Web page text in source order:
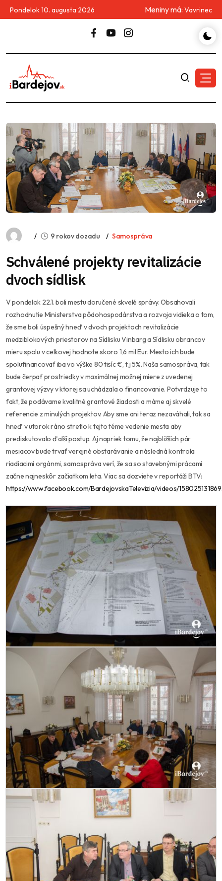
Pondelok 10. augusta 2026 Meniny má: Vavrinec
9 rokov dozadu Samospráva
Schválené projekty revitalizácie
dvoch sídlisk
V pondelok 22.1. boli mestu doručené skvelé správy. Obsahovali
rozhodnutie Ministerstva pôdohospodárstva a rozvoja vidieka o tom,
že sme boli úspešný hneď v dvoch projektoch revitalizácie
medziblokových priestorov na Sídlisku Vinbarg a Sídlisku obrancov
mieru spolu v celkovej hodnote skoro 1,6 mil Eur. Mesto ich bude
spolufinancovať iba vo výške 80 tisíc €, t.j 5%. Naša samospráva, tak
bude čerpať prostriedky v maximálnej možnej miere z uvedenej
grantovej výzvy v ktorej sa uchádzala o financovanie. Potvrdzuje to
fakt, že podávame kvalitné grantové žiadosti a máme aj skvelé
referencie z minulých projektov. Aby sme ani teraz nezaváhali, tak sa
hneď v utorok ráno stretlo k tejto téme vedenie mesta aby
prediskutovalo ďalší postup. Aj napriek tomu, že najbližších pár
mesiacov bude trvať verejné obstarávanie a následná kontrola
riadiacimi orgánmi, samospráva verí, že sa so stavebnými prácami
začne najneskôr začiatkom leta. Viac sa dozviete v reportáži BTV:
https://www.facebook.com/BardejovskaTelevizia/videos/